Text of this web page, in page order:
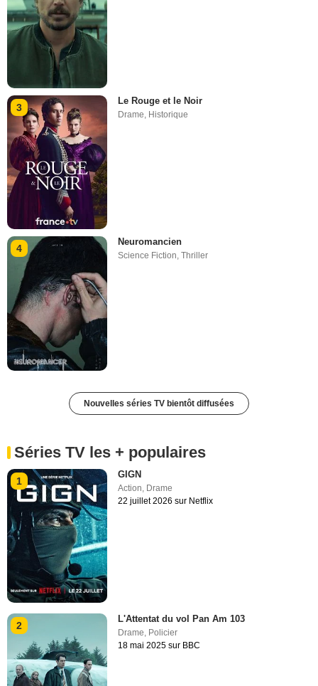
3
Le Rouge et le Noir
Drame, Historique
4
Neuromancien
Science Fiction,Thriller
Nouvelles séries TV bientôt diffusées
Séries TV les + populaires
1
GIGN
Action Drame
22 juillet 2026 sur Netflix
2
L'Attentat du vol Pan Am 103
Drame, Policier
18 mai 2025 sur BBC